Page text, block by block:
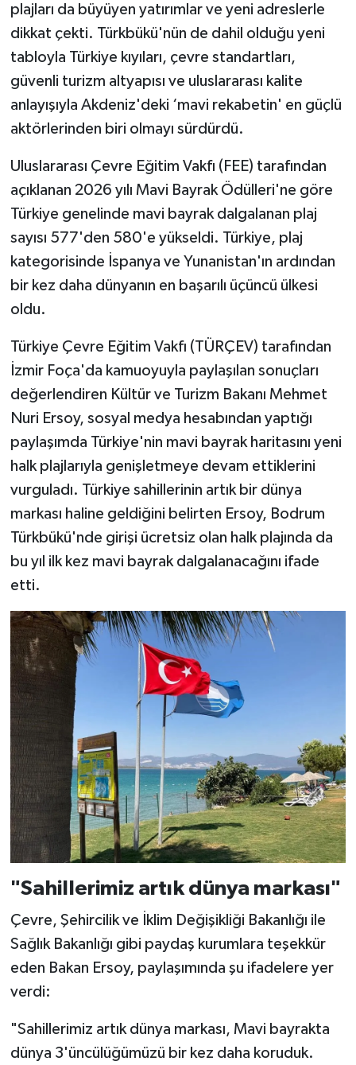
plajları da büyüyen yatırımlar ve yeni adreslerle
dikkat çekti. Türkbükü'nün de dahil olduğu yeni
tabloyla Türkiye kıyıları, çevre standartları,
güvenli turizm altyapısı ve uluslararası kalite
anlayışıyla Akdeniz'deki ‘mavi rekabetin' en güçlü
aktörlerinden biri olmayı sürdürdü.
Uluslararası Çevre Eğitim Vakfı (FEE) tarafından
açıklanan 2026 yılı Mavi Bayrak Ödülleri'ne göre
Türkiye genelinde mavi bayrak dalgalanan plaj
sayısı 577'den 580'e yükseldi. Türkiye, plaj
kategorisinde İspanya ve Yunanistan'ın ardından
bir kez daha dünyanın en başarılı üçüncü ülkesi
oldu.
Türkiye Çevre Eğitim Vakfı (TÜRÇEV) tarafından
İzmir Foça'da kamuoyuyla paylaşılan sonuçları
değerlendiren Kültür ve Turizm Bakanı Mehmet
Nuri Ersoy, sosyal medya hesabından yaptığı
paylaşımda Türkiye'nin mavi bayrak haritasını yeni
halk plajlarıyla genişletmeye devam ettiklerini
vurguladı. Türkiye sahillerinin artık bir dünya
markası haline geldiğini belirten Ersoy, Bodrum
Türkbükü'nde girişi ücretsiz olan halk plajında da
bu yıl ilk kez mavi bayrak dalgalanacağını ifade
etti.
"Sahillerimiz artık dünya markası"
Çevre, Şehircilik ve İklim Değişikliği Bakanlığı ile
Sağlık Bakanlığı gibi paydaş kurumlara teşekkür
eden Bakan Ersoy, paylaşımında şu ifadelere yer
verdi:
"Sahillerimiz artık dünya markası, Mavi bayrakta
dünya 3'üncülüğümüzü bir kez daha koruduk.